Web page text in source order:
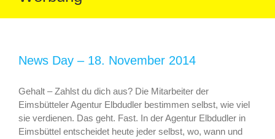
News Day – 18. November 2014
Gehalt – Zahlst du dich aus? Die Mitarbeiter der
Eimsbütteler Agentur Elbdudler bestimmen selbst, wie viel
sie verdienen. Das geht. Fast. In der Agentur Elbdudler in
Eimsbüttel entscheidet heute jeder selbst, wo, wann und